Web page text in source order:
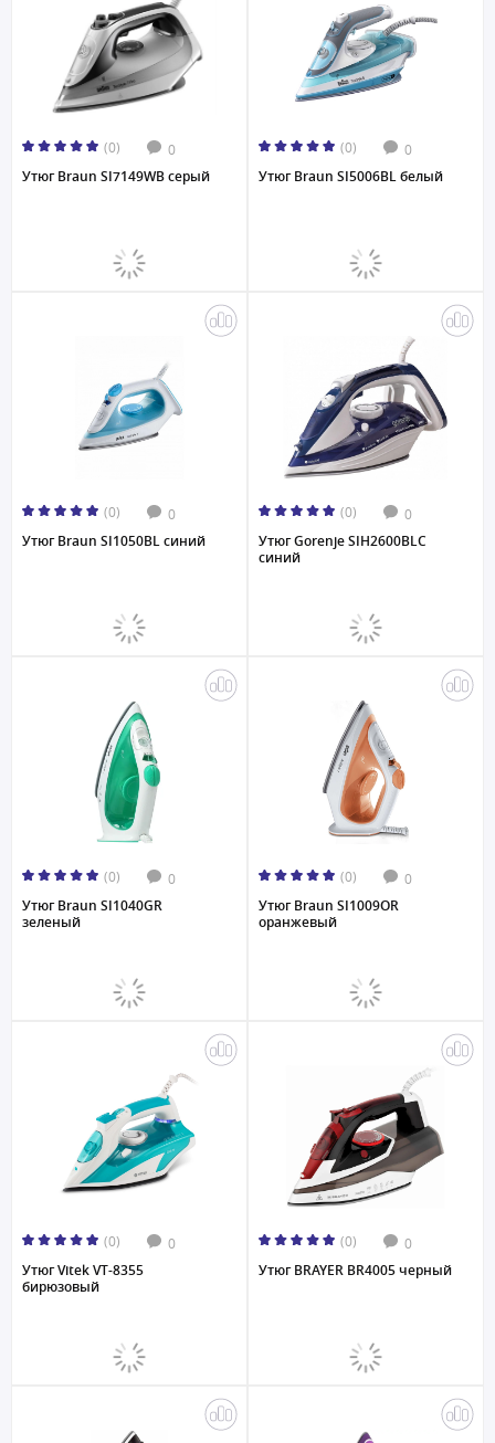
(0) 0
Утюг Braun SI7149WB серый
(0) 0
Утюг Braun SI5006BL белый
(0) 0
Утюг Braun SI1050BL синий
(0) 0
Утюг Gorenje SIH2600BLC
синий
(0) 0
Утюг Braun SI1040GR
зеленый
(0) 0
Утюг Braun SI1009OR
оранжевый
(0) 0
Утюг Vitek VT-8355
бирюзовый
(0) 0
Утюг BRAYER BR4005 черный